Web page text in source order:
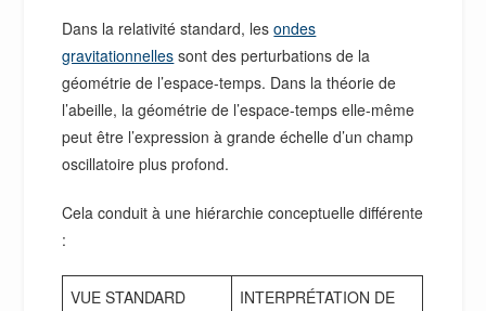
Dans la relativité standard, lesondes
gravitationnelles sont des perturbations de la
géométrie de l’espace-temps. Dans la théorie de
l’abeille, la géométrie de l’espace-temps elle-même
peut être l’expression à grande échelle d’un champ
oscillatoire plus profond.
Cela conduit à une hiérarchie conceptuelle différente
:
VUE STANDARD
INTERPRÉTATION DE